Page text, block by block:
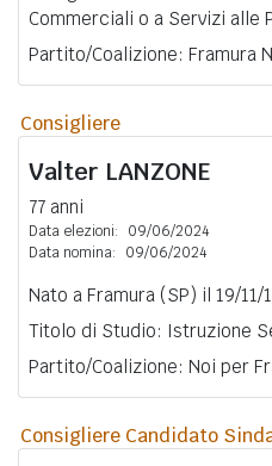
Commerciali o a Servizi alle
Partito/Coalizione: Framura
Consigliere
Valter LANZONE
77 anni
Data elezioni:
09/06/2024
Data nomina:
09/06/2024
Nato a Framura (SP) il 19/11/
Titolo di Studio: Istruzione
Partito/Coalizione: Noi per
Consigliere Candidato